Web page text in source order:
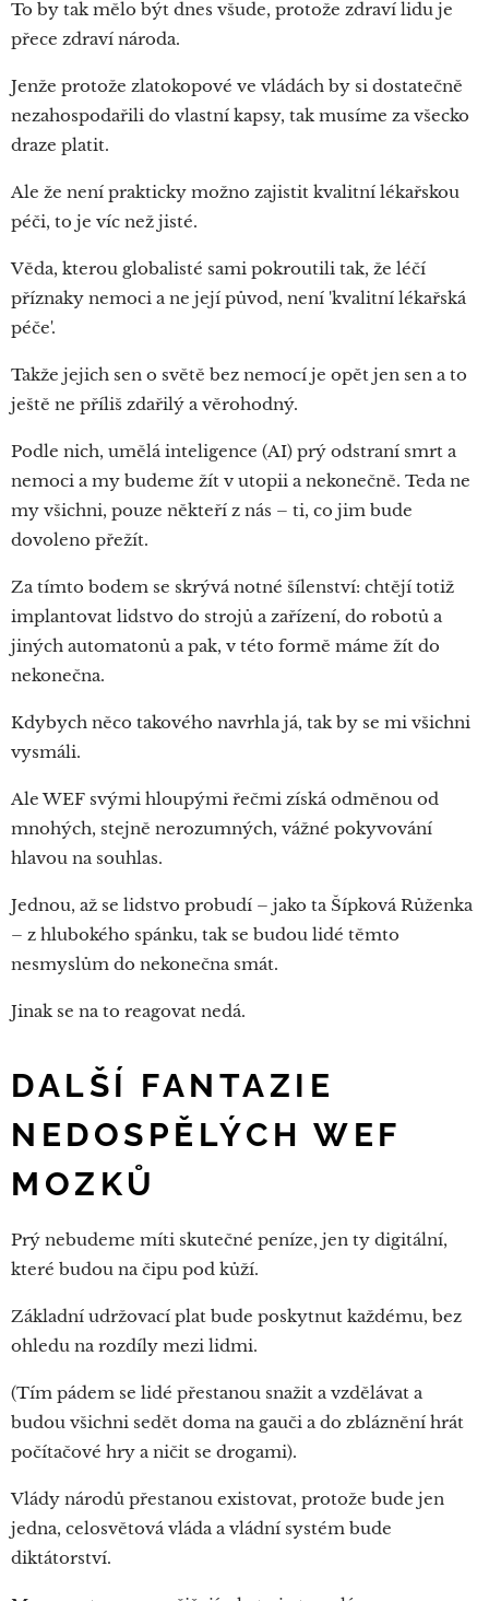
To by tak mělo být dnes všude, protože zdraví lidu je
přece zdraví národa.
Jenže protože zlatokopové ve vládách by si dostatečně
nezahospodařili do vlastní kapsy, tak musíme za všecko
draze platit.
Ale že není prakticky možno zajistit kvalitní lékařskou
péči, to je víc než jisté.
Věda, kterou globalisté sami pokroutili tak, že léčí
příznaky nemoci a ne její původ, není 'kvalitní lékařská
péče'.
Takže jejich sen o světě bez nemocí je opět jen sen a to
ještě ne příliš zdařilý a věrohodný.
Podle nich, umělá inteligence (AI) prý odstraní smrt a
nemoci a my budeme žít v utopii a nekonečně. Teda ne
my všichni, pouze někteří z nás – ti, co jim bude
dovoleno přežít.
Za tímto bodem se skrývá notné šílenství: chtějí totiž
implantovat lidstvo do strojů a zařízení, do robotů a
jiných automatonů a pak, v této formě máme žít do
nekonečna.
Kdybych něco takového navrhla já, tak by se mi všichni
vysmáli.
Ale WEF svými hloupými řečmi získá odměnou od
mnohých, stejně nerozumných, vážné pokyvování
hlavou na souhlas.
Jednou, až se lidstvo probudí – jako ta Šípková Růženka
– z hlubokého spánku, tak se budou lidé těmto
nesmyslům do nekonečna smát.
Jinak se na to reagovat nedá.
DALŠÍ FANTAZIE
NEDOSPĚLÝCH WEF
MOZKŮ
Prý nebudeme míti skutečné peníze, jen ty digitální,
které budou na čipu pod kůží.
Základní udržovací plat bude poskytnut každému, bez
ohledu na rozdíly mezi lidmi.
(Tím pádem se lidé přestanou snažit a vzdělávat a
budou všichni sedět doma na gauči a do zbláznění hrát
počítačové hry a ničit se drogami).
Vlády národů přestanou existovat, protože bude jen
jedna, celosvětová vláda a vládní systém bude
diktátorství.